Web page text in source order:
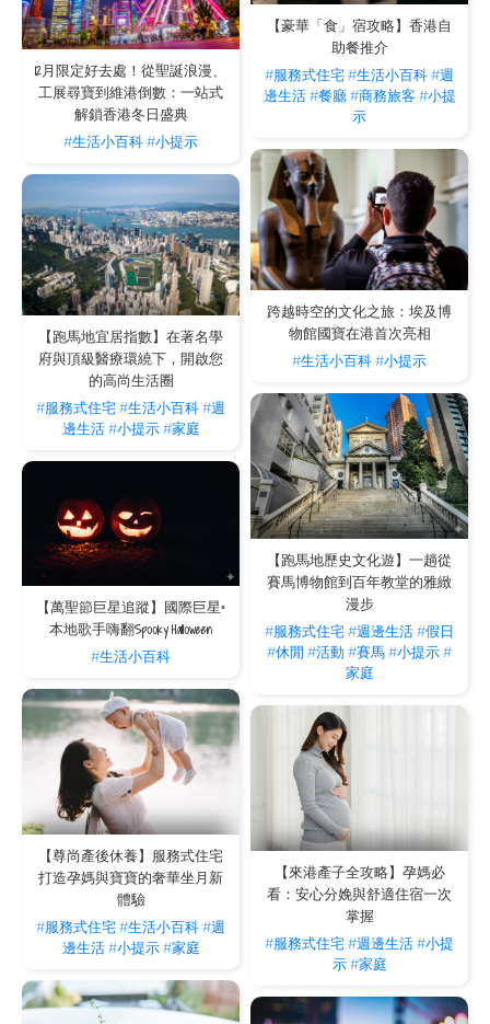
【豪華「食」宿攻略】香港自
助餐推介
#服務式住宅#生活小百科#週
邊生活 #餐廳 #商務旅客 #小提
示
12月限定好去處！從聖誕浪漫、
工展尋寶到維港倒數：一站式
解鎖香港冬日盛典
#生活小百科#小提示
跨越時空的文化之旅：埃及博
物館國寶在港首次亮相
#生活小百科#小提示
【跑馬地宜居指數】在著名學
府與頂級醫療環繞下，開啟您
的高尚生活圈
#服務式住宅#生活小百科#週
邊生活 #小提示 #家庭
【跑馬地歷史文化遊】一趟從
賽馬博物館到百年教堂的雅緻
漫步
#服務式住宅#週邊生活#假日
#休閒 #活動#賽馬#小提示#
家庭
【萬聖節巨星追蹤】國際巨星×
本地歌手嗨翻Spooky Halloween
#生活小百科
【尊尚產後休養】服務式住宅
打造孕媽與寶寶的奢華坐月新
體驗
#服務式住宅#生活小百科#週
邊生活 #小提示 #家庭
【來港產子全攻略】孕媽必
看：安心分娩與舒適住宿一次
掌握
#服務式住宅#週邊生活#小提
示 #家庭